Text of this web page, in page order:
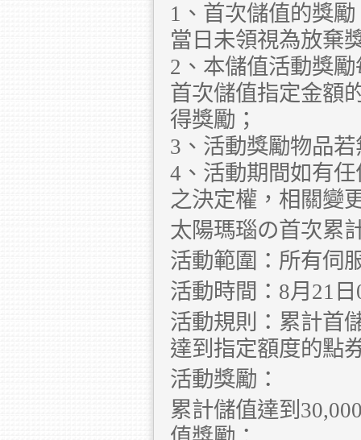
1、首次儲值的獎
當日未領視為放棄
2、本儲值活動獎
首次儲值指定金額
得獎勵；
3、活動獎勵物品
4、活動期間如有
之決定權，相關變
太陽瑪瑙の首次累
活動範圍：所有伺
活動時間：8月21
活動規則：累計首
達到指定額度的點
活動獎勵：
累計儲值達到